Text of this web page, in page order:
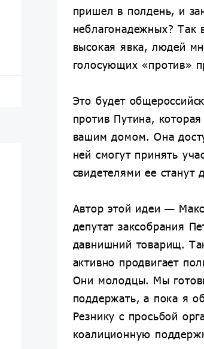
пришел в полдень, и
неблагонадежных? Так
высокая явка, людей
голосующих «против»
Это будет
против Путина,
вашим домом. Она
ней смогут принять
свидетелями ее станут
Автор этой идеи —
депутат заксобрания
давнишний товарищ.
активно продвигает
Они молодцы. Мы
поддержать, а пока я
Резнику с просьбой
коалиционную